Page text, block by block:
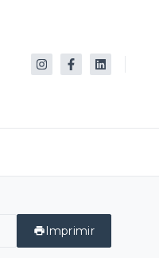
Imprimir